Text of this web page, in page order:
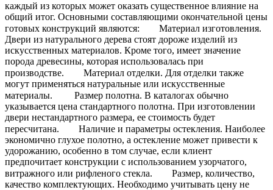
каждый из которых может оказать существенное влияние на
общий итог. Основными составляющими окончательной цены
готовых конструкций являются:⠀ ⠀ Материал изготовления.
Двери из натурального дерева стоят дороже изделий из
искусственных материалов. Кроме того, имеет значение
порода древесины, которая использовалась при
производстве.⠀ ⠀ Материал отделки. Для отделки также
могут применяться натуральные или искусственные
материалы. ⠀ ⠀ Размер полотна. В каталогах обычно
указывается цена стандартного полотна. При изготовлении
двери нестандартного размера, ее стоимость будет
пересчитана.⠀ ⠀ Наличие и параметры остекления. Наиболее
экономично глухое полотно, а остекление может привести к
удорожанию, особенно в том случае, если клиент
предпочитает конструкции с использованием узорчатого,
витражного или рифленого стекла.⠀ ⠀ Размер, количество,
качество комплектующих. Необходимо учитывать цену не